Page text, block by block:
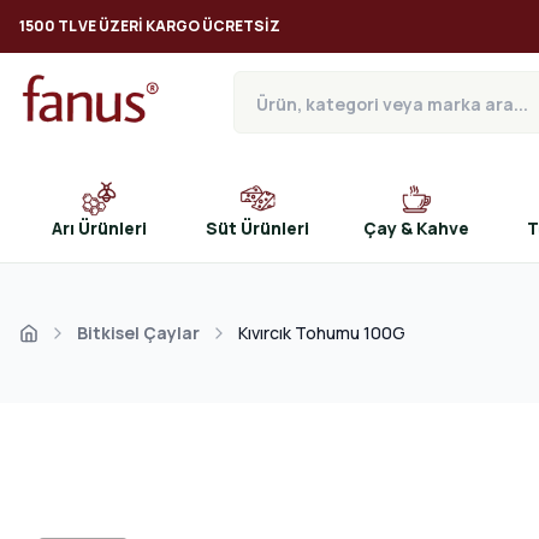
1500 TL VE ÜZERI KARGO ÜCRETSIZ
Arı Ürünleri Süt Ürünleri Çay & Kahve
Bitkisel Çaylar Kıvırcık Tohumu 100G